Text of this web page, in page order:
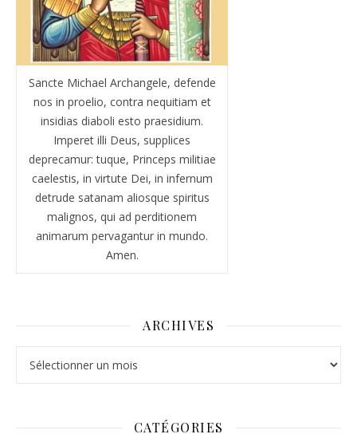
Sancte Michael Archangele, defende
nos in proelio, contra nequitiam et
insidias diaboli esto praesidium.
Imperet illi Deus, supplices
deprecamur: tuque, Princeps militiae
caelestis, in virtute Dei, in infernum
detrude satanam aliosque spiritus
malignos, qui ad perditionem
animarum pervagantur in mundo.
Amen.
ARCHIVES
CATÉGORIES